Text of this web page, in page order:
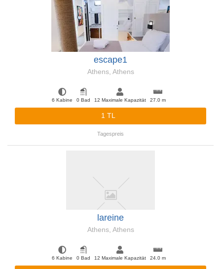
escape1
Athens, Athens
6 Kabine 0 Bad 12 Maximale Kapazität 27.0 m
1 TL
Tagespreis
lareine
Athens, Athens
6 Kabine 0 Bad 12 Maximale Kapazität 24.0 m